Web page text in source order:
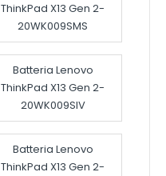
ThinkPad X13 Gen 2-
20WK009SMS
Batteria Lenovo
ThinkPad X13 Gen 2-
20WK009SIV
Batteria Lenovo
ThinkPad X13 Gen 2-